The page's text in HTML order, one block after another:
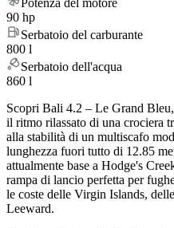
Potenza del motore
90 hp
Serbatoio del carburante
800 l
Serbatoio dell'acqua
860 l
Scopri Bali 4.2 – Le Grand
il ritmo rilassato di una crociera
alla stabilità di un multiscafo
lunghezza fuori tutto di 12.85
attualmente base a Hodge's
rampa di lancio perfetta per
le coste delle Virgin Islands,
Leeward.